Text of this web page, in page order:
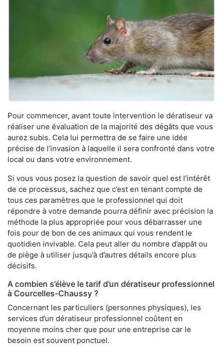
Pour commencer, avant toute intervention le dératiseur va
réaliser une évaluation de la majorité des dégâts que vous
aurez subis. Cela lui permettra de se faire une idée
précise de l’invasion à laquelle il sera confronté dans votre
local ou dans votre environnement.
Si vous vous posez la question de savoir quel est l’intérêt
de ce processus, sachez que c’est en tenant compte de
tous ces paramètres que le professionnel qui doit
répondre à votre demande pourra définir avec précision la
méthode la plus appropriée pour vous débarrasser une
fois pour de bon de ces animaux qui vous rendent le
quotidien invivable. Cela peut aller du nombre d’appât ou
de piège à utiliser jusqu’à d’autres détails encore plus
décisifs.
A combien s’élève le tarif d’un dératiseur professionnel
à Courcelles-Chaussy ?
Concernant les particuliers (personnes physiques), les
services d’un dératiseur professionnel coûtent en
moyenne moins cher que pour une entreprise car le
besoin est souvent ponctuel.